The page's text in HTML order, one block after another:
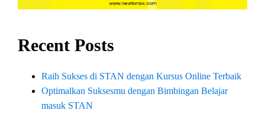
Recent Posts
Raih Sukses di STAN dengan Kursus Online Terbaik
Optimalkan Suksesmu dengan Bimbingan Belajar
masuk STAN